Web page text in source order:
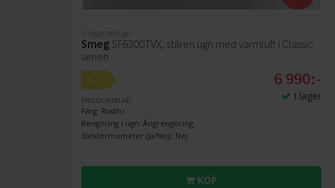
Inbyggnadsugn
SmegSF6300TVX, stilren ugn med varmluft i Classic
serien
A
PRODUKTBLAD
Färg: Rostfri
Rengöring i ugn: Ångrengöring
Stektermometer (Ja/Nej): Nej
6 990:-
I lager
KÖP